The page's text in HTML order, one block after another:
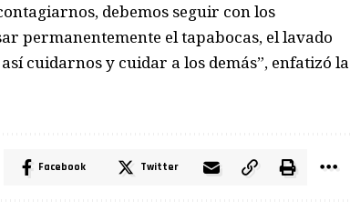
debemos seguir con los
permanentemente el tapabocas, el lavado
cuidarnos y cuidar a los demás”, enfatizó la
Facebook Twitter